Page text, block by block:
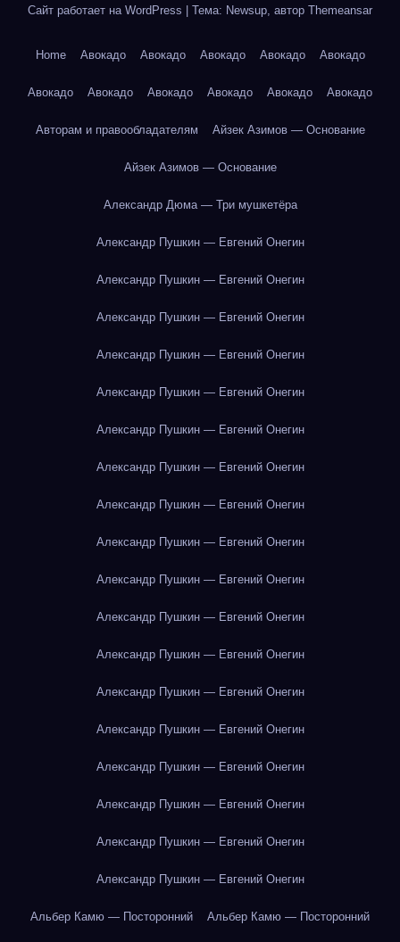
Сайт работает на WordPress | Тема: Newsup, автор Themeansar
Home Авокадо Авокадо Авокадо Авокадо Авокадо
Авокадо Авокадо Авокадо Авокадо Авокадо Авокадо
Авторам и правообладателям Айзек Азимов — Основание
Айзек Азимов — Основание
Александр Дюма — Три мушкетёра
Александр Пушкин — Евгений Онегин
Александр Пушкин — Евгений Онегин
Александр Пушкин — Евгений Онегин
Александр Пушкин — Евгений Онегин
Александр Пушкин — Евгений Онегин
Александр Пушкин — Евгений Онегин
Александр Пушкин — Евгений Онегин
Александр Пушкин — Евгений Онегин
Александр Пушкин — Евгений Онегин
Александр Пушкин — Евгений Онегин
Александр Пушкин — Евгений Онегин
Александр Пушкин — Евгений Онегин
Александр Пушкин — Евгений Онегин
Александр Пушкин — Евгений Онегин
Александр Пушкин — Евгений Онегин
Александр Пушкин — Евгений Онегин
Александр Пушкин — Евгений Онегин
Александр Пушкин — Евгений Онегин
Альбер Камю — Посторонний Альбер Камю — Посторонний